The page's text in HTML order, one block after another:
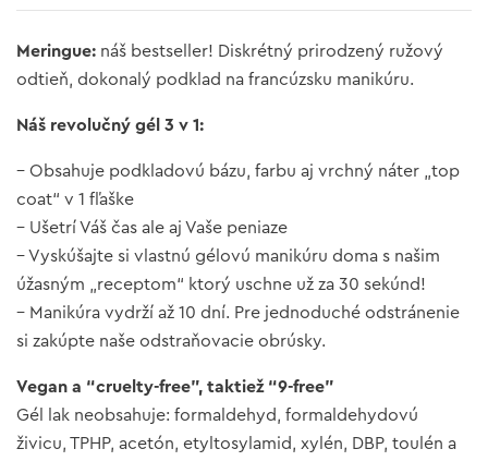
Meringue: náš bestseller! Diskrétný prirodzený ružový
odtieň, dokonalý podklad na francúzsku manikúru.
Náš revolučný gél 3 v 1:
– Obsahuje podkladovú bázu, farbu aj vrchný náter „top
coat“ v 1 fľaške
– Ušetrí Váš čas ale aj Vaše peniaze
– Vyskúšajte si vlastnú gélovú manikúru doma s našim
úžasným „receptom“ ktorý uschne už za 30 sekúnd!
– Manikúra vydrží až 10 dní. Pre jednoduché odstránenie
si zakúpte naše odstraňovacie obrúsky.
Vegan a “cruelty-free”, taktiež “9-free”
Gél lak neobsahuje: formaldehyd, formaldehydovú
živicu, TPHP, acetón, etyltosylamid, xylén, DBP, toulén a